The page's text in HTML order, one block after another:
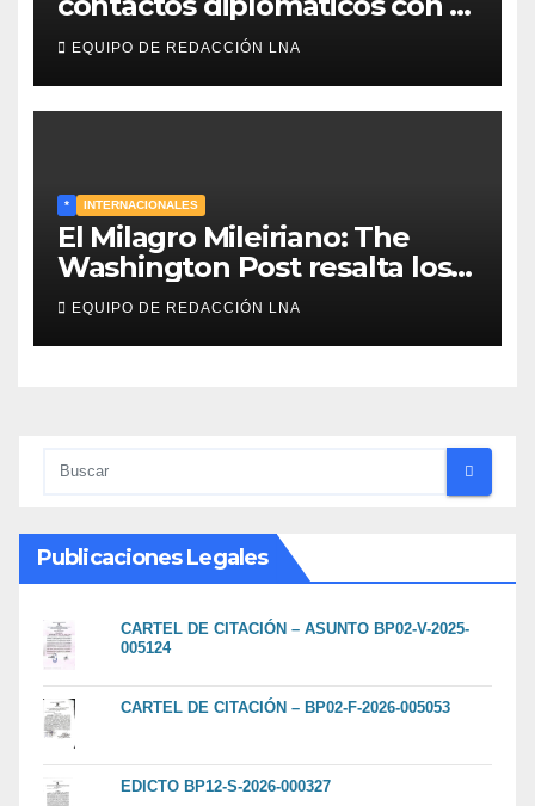
mediación de Omán para
reabrir el estrecho de Ormuz
EQUIPO DE REDACCIÓN LNA
* INTERNACIONALES
El Milagro Mileiriano: The
Washington Post resalta los
resultados de la economía de
Milei y lo califica como «El
renacimiento de Argentina
EQUIPO DE REDACCIÓN LNA
Publicaciones Legales
CARTEL DE CITACIÓN – ASUNTO BP02-V-2025-
005124
CARTEL DE CITACIÓN – BP02-F-2026-005053
EDICTO BP12-S-2026-000327